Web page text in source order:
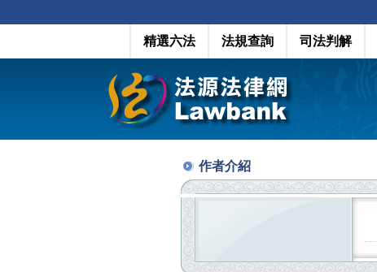
精選六法 法規查詢 司法判解
作者介紹